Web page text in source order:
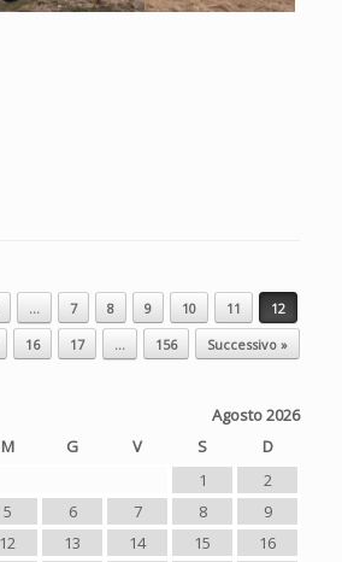
… 7 8 9 10 11
12
16 17 … 156 Successivo »
Agosto 2026
M G V S
D
1
2
5 6 7 8
9
12 13 14 15
16